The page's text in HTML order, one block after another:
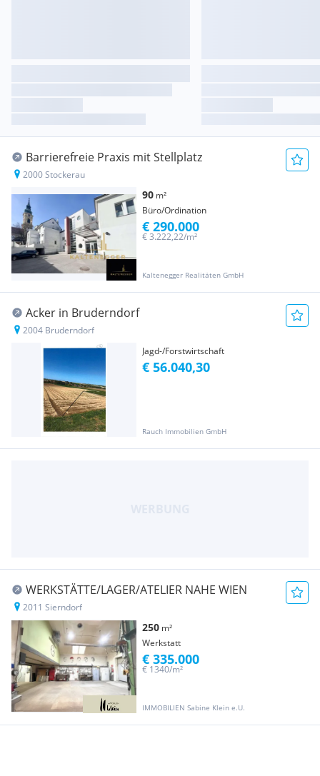
Barrierefreie Praxis mit Stellplatz
2000 Stockerau
90 m²
Büro/Ordination
Kaltenegger Realitäten GmbH
€ 3.222,22/m²
€ 290.000
Acker in Bruderndorf
2004 Bruderndorf
Jagd-/Forstwirtschaft
Rauch Immobilien GmbH
€ 56.040,30
WERKSTÄTTE/LAGER/ATELIER NAHE WIEN
2011 Sierndorf
250 m²
Werkstatt
IMMOBILIEN Sabine Klein e.U.
€ 1340/m²
€ 335.000